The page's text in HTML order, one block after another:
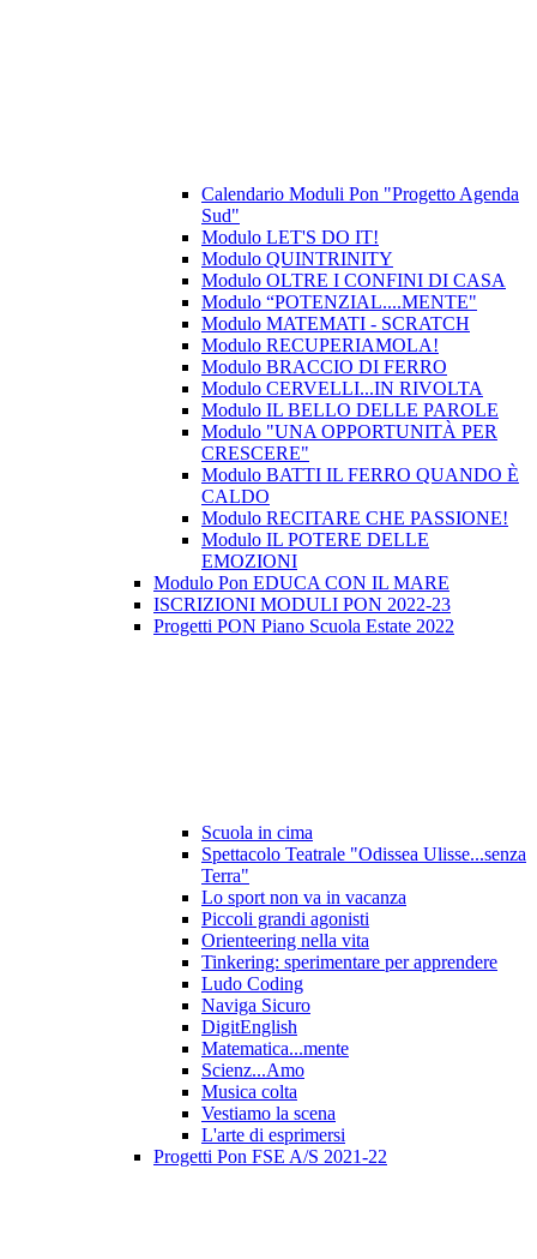
Calendario Moduli Pon "Progetto Agenda
Sud"
Modulo LET'S DO IT!
Modulo QUINTRINITY
Modulo OLTRE I CONFINI DI CASA
Modulo “POTENZIAL....MENTE"
Modulo MATEMATI - SCRATCH
Modulo RECUPERIAMOLA!
Modulo BRACCIO DI FERRO
Modulo CERVELLI...IN RIVOLTA
Modulo IL BELLO DELLE PAROLE
Modulo "UNA OPPORTUNITÀ PER
CRESCERE"
Modulo BATTI IL FERRO QUANDO È
CALDO
Modulo RECITARE CHE PASSIONE!
Modulo IL POTERE DELLE
EMOZIONI
Modulo Pon EDUCA CON IL MARE
ISCRIZIONI MODULI PON 2022-23
Progetti PON Piano Scuola Estate 2022
Scuola in cima
Spettacolo Teatrale "Odissea Ulisse...senza
Terra"
Lo sport non va in vacanza
Piccoli grandi agonisti
Orienteering nella vita
Tinkering: sperimentare per apprendere
Ludo Coding
Naviga Sicuro
DigitEnglish
Matematica...mente
Scienz...Amo
Musica colta
Vestiamo la scena
L'arte di esprimersi
Progetti Pon FSE A/S 2021-22